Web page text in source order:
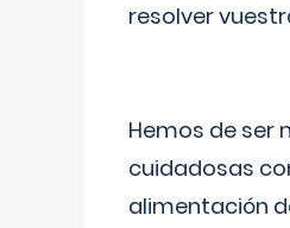
resolver
Hemos de ser
cuidadosas
alimentación